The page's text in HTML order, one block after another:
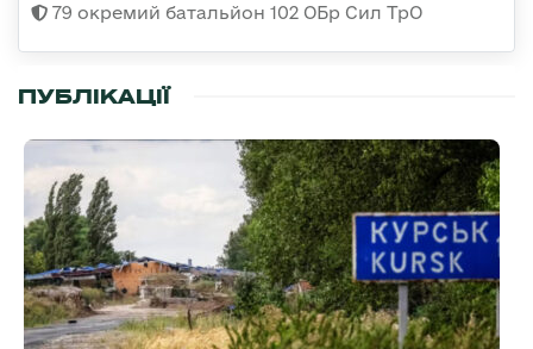
79 окремий батальйон 102 ОБр Сил ТрО
ПУБЛІКАЦІЇ